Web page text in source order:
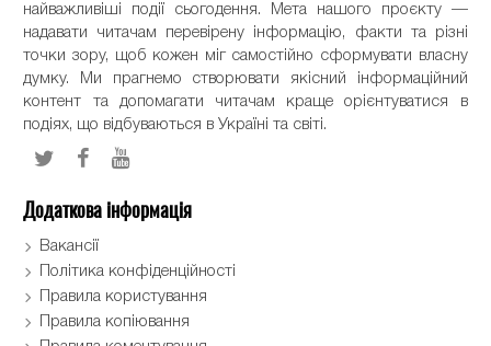
найважливіші події сьогодення. Мета нашого проєкту —
надавати читачам перевірену інформацію, факти та різні
точки зору, щоб кожен міг самостійно сформувати власну
думку. Ми прагнемо створювати якісний інформаційний
контент та допомагати читачам краще орієнтуватися в
подіях, що відбуваються в Україні та світі.
Додаткова інформація
Вакансії
Політика конфіденційності
Правила користування
Правила копіювання